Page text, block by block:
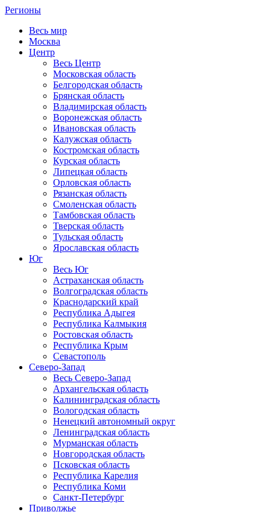
Регионы
Весь мир
Москва
Центр
Весь Центр
Московская область
Белгородская область
Брянская область
Владимирская область
Воронежская область
Ивановская область
Калужская область
Костромская область
Курская область
Липецкая область
Орловская область
Рязанская область
Смоленская область
Тамбовская область
Тверская область
Тульская область
Ярославская область
Юг
Весь Юг
Астраханская область
Волгоградская область
Краснодарский край
Республика Адыгея
Республика Калмыкия
Ростовская область
Республика Крым
Севастополь
Северо-Запад
Весь Северо-Запад
Архангельская область
Калининградская область
Вологодская область
Ненецкий автономный округ
Ленинградская область
Мурманская область
Новгородская область
Псковская область
Республика Карелия
Республика Коми
Санкт-Петербург
Приволжье